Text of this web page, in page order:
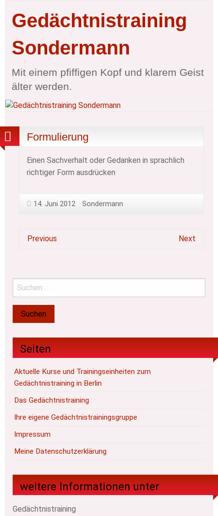
Gedächtnistraining
Sondermann
Mit einem pfiffigen Kopf und klarem Geist
älter werden.
Formulierung
Einen Sachverhalt oder Gedanken in sprachlich
richtiger Form ausdrücken
14. Juni 2012 Sondermann
Previous Next
Seiten
Aktuelle Kurse und Trainingseinheiten zum
Gedächtnistraining in Berlin
Das Gedächtnistraining
Ihre eigene Gedächtnistrainingsgruppe
Impressum
Meine Datenschutzerklärung
weitere Informationen unter
Gedächtnistraining